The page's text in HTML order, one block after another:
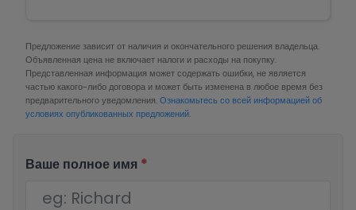
Предложение зависит от наличия и окончательного решения владельца.
Объявленная цена не включает налоги и расходы на покупку.
Представленная информация может содержать ошибки, не является
частью какого-либо договора и может быть изменена в любое время без
предварительного уведомления.Ознакомьтесь со всей информацией об
условиях опубликованных предложений.
Ваше полное имя *